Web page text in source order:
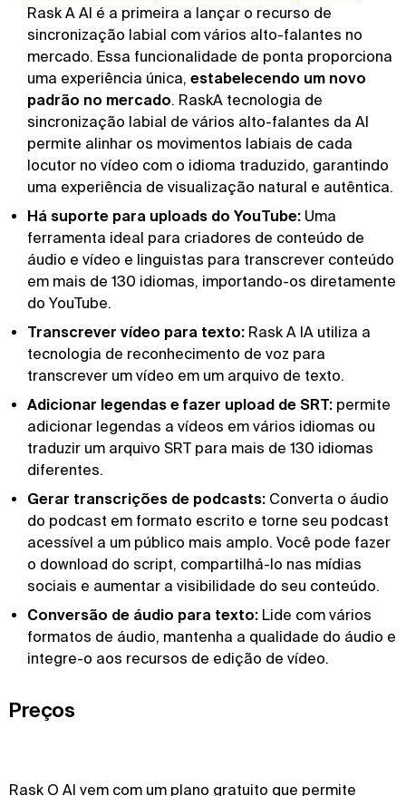
Rask A AI é a primeira a lançar o recurso de
sincronização labial com vários alto-falantes no
mercado. Essa funcionalidade de ponta proporciona
uma experiência única, estabelecendo um novo
padrão no mercado. RaskA tecnologia de
sincronização labial de vários alto-falantes da AI
permite alinhar os movimentos labiais de cada
locutor no vídeo com o idioma traduzido, garantindo
uma experiência de visualização natural e autêntica.
Há suporte para uploads do YouTube: Uma
ferramenta ideal para criadores de conteúdo de
áudio e vídeo e linguistas para transcrever conteúdo
em mais de 130 idiomas, importando-os diretamente
do YouTube.
Transcrever vídeo para texto: Rask A IA utiliza a
tecnologia de reconhecimento de voz para
transcrever um vídeo em um arquivo de texto.
Adicionar legendas e fazer upload de SRT: permite
adicionar legendas a vídeos em vários idiomas ou
traduzir um arquivo SRT para mais de 130 idiomas
diferentes.
Gerar transcrições de podcasts: Converta o áudio
do podcast em formato escrito e torne seu podcast
acessível a um público mais amplo. Você pode fazer
o download do script, compartilhá-lo nas mídias
sociais e aumentar a visibilidade do seu conteúdo.
Conversão de áudio para texto: Lide com vários
formatos de áudio, mantenha a qualidade do áudio e
integre-o aos recursos de edição de vídeo.
Preços
Rask O AI vem com um plano gratuito que permite